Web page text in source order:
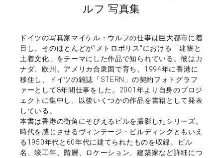
ルフ 写真集
ドイツの写真家マイケル・ウルフの仕事は巨大都市に着
目し、そのほとんどが"メトロポリス"における「建築と
土着文化」をテーマにした作品で知られている。彼はカ
ナダ、欧州、アメリカ合衆国で育ち、1994年に香港に
移住し、ドイツの雑誌「STERN」の契約フォトグラフ
ァーとして8年間仕事をした。2001年より自身のプロジ
ェクトに集中し、以後いくつかの作品を書籍として発表
している。
本書は香港の街角にそびえるビルを撮影したシリーズ。
時代を感じさせるヴィンテージ・ビルディングともいえ
る1950年代と60年代に建てられたものを収録。ビル
名、竣工年、階層、ロケーション、建築家など詳細につ